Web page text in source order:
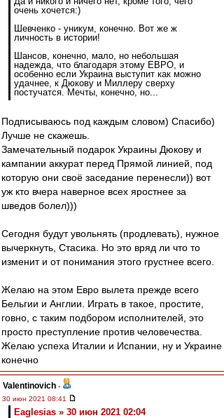
очень хочется:)
Шевченко - уникум, конечно. Вот же ж
личность в истории!
Шансов, конечно, мало, но небольшая
надежда, что благодаря этому ЕВРО, и
особенно если Украина выступит как можно
удачнее, к Дюкову и Миллеру сверху
постучатся. Мечты, конечно, но...
Подписываюсь под каждым словом) Спасибо)
Лучше не скажешь.
Замечательный подарок Украины Дюкову и
кампании аккурат перед Прямой линией, под
которую они своё заседание перенесли)) вот
уж кто вчера наверное всех яростнее за
шведов болел)))
Сегодня будут увольнять (продлевать), нужное
вычеркнуть, Стасика. Но это вряд ли что то
изменит и от понимания этого грустнее всего.
Желаю на этом Евро вылета прежде всего
Бельгии и Англии. Играть в такое, простите,
говно, с таким подбором исполнителей, это
просто преступление против человечества.
Желаю успеха Италии и Испании, ну и Украине
конечно
Valentinovich -
30 июн 2021 08:41
Eaglesias » 30 июн 2021 02:04